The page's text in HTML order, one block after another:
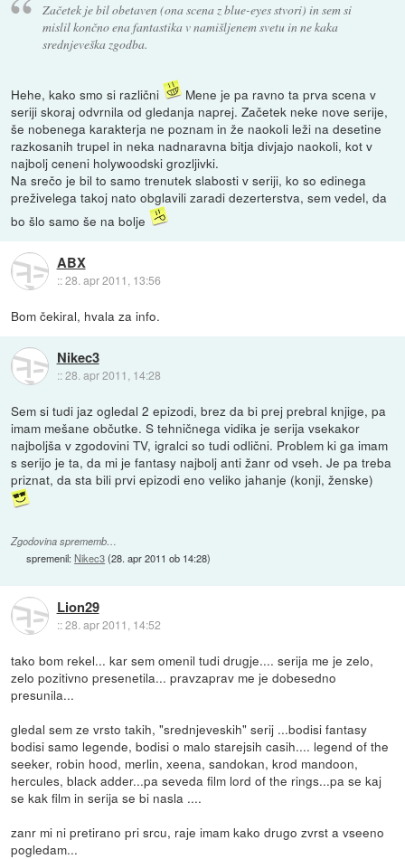
Začetek je bil obetaven (ona scena z blue-eyes stvori) in sem si
mislil končno ena fantastika v namišljenem svetu in ne kaka
srednjeveška zgodba.
Hehe, kako smo si različni
Mene je pa ravno ta prva scena v
seriji skoraj odvrnila od gledanja naprej. Začetek neke nove serije,
še nobenega karakterja ne poznam in že naokoli leži na desetine
razkosanih trupel in neka nadnaravna bitja divjajo naokoli, kot v
najbolj ceneni holywoodski grozljivki.
Na srečo je bil to samo trenutek slabosti v seriji, ko so edinega
preživelega takoj nato obglavili zaradi dezerterstva, sem vedel, da
bo šlo samo še na bolje
ABX
::28. apr 2011, 13:56
Bom čekiral, hvala za info.
Nikec3
::28. apr 2011, 14:28
Sem si tudi jaz ogledal 2 epizodi, brez da bi prej prebral knjige, pa
imam mešane občutke. S tehničnega vidika je serija vsekakor
najboljša v zgodovini TV, igralci so tudi odlični. Problem ki ga imam
s serijo je ta, da mi je fantasy najbolj anti žanr od vseh. Je pa treba
priznat, da sta bili prvi epizodi eno veliko jahanje (konji, ženske)
Zgodovina sprememb…
spremenil:Nikec3(28. apr 2011 ob 14:28)
Lion29
::28. apr 2011, 14:52
tako bom rekel... kar sem omenil tudi drugje.... serija me je zelo,
zelo pozitivno presenetila... pravzaprav me je dobesedno
presunila...
gledal sem ze vrsto takih, "srednjeveskih" serij ...bodisi fantasy
bodisi samo legende, bodisi o malo starejsih casih.... legend of the
seeker, robin hood, merlin, xeena, sandokan, krod mandoon,
hercules, black adder...pa seveda film lord of the rings...pa se kaj
se kak film in serija se bi nasla ....
zanr mi ni pretirano pri srcu, raje imam kako drugo zvrst a vseeno
pogledam...